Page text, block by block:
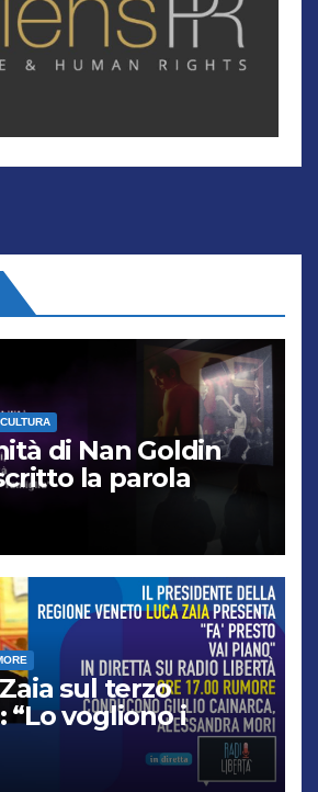
di Nan Goldin
la parola
sul terzo
“Lo vogliono i
non lo capisce